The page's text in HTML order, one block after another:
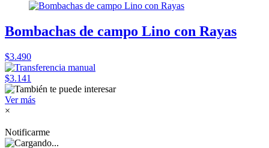
Bombachas de campo Lino con Rayas
$3.490
$3.141
Ver más
×
Notificarme